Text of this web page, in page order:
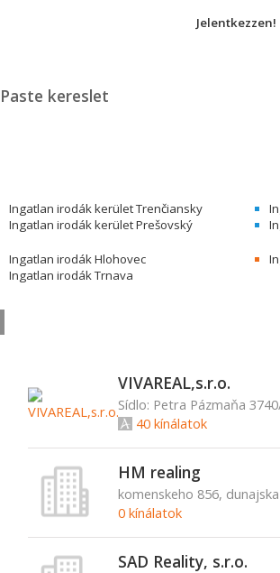
Jelentkezzen!
Paste kereslet
Ingatlan irodák kerület Trenčiansky
Ingatlan irodák kerület Prešovský
Ingatlan irodák Hlohovec
Ingatlan irodák Trnava
VIVAREAL,s.r.o.
40 kínálatok
HM realing
komenskeho 856,
0 kínálatok
SAD Reality, s.r.o.